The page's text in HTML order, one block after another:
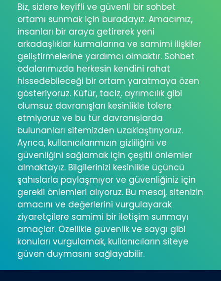
Biz, sizlere keyifli ve güvenli bir sohbet
ortamı sunmak için buradayız. Amacımız,
insanları bir araya getirerek yeni
arkadaşlıklar kurmalarına ve samimi ilişkiler
geliştirmelerine yardımcı olmaktır. Sohbet
odalarımızda herkesin kendini rahat
hissedebileceği bir ortam yaratmaya özen
gösteriyoruz. Küfür, taciz, ayrımcılık gibi
olumsuz davranışları kesinlikle tolere
etmiyoruz ve bu tür davranışlarda
bulunanları sitemizden uzaklaştırıyoruz.
Ayrıca, kullanıcılarımızın gizliliğini ve
güvenliğini sağlamak için çeşitli önlemler
almaktayız. Bilgilerinizi kesinlikle üçüncü
şahıslarla paylaşmıyor ve güvenliğiniz için
gerekli önlemleri alıyoruz. Bu mesaj, sitenizin
amacını ve değerlerini vurgulayarak
ziyaretçilere samimi bir iletişim sunmayı
amaçlar. Özellikle güvenlik ve saygı gibi
konuları vurgulamak, kullanıcıların siteye
güven duymasını sağlayabilir.